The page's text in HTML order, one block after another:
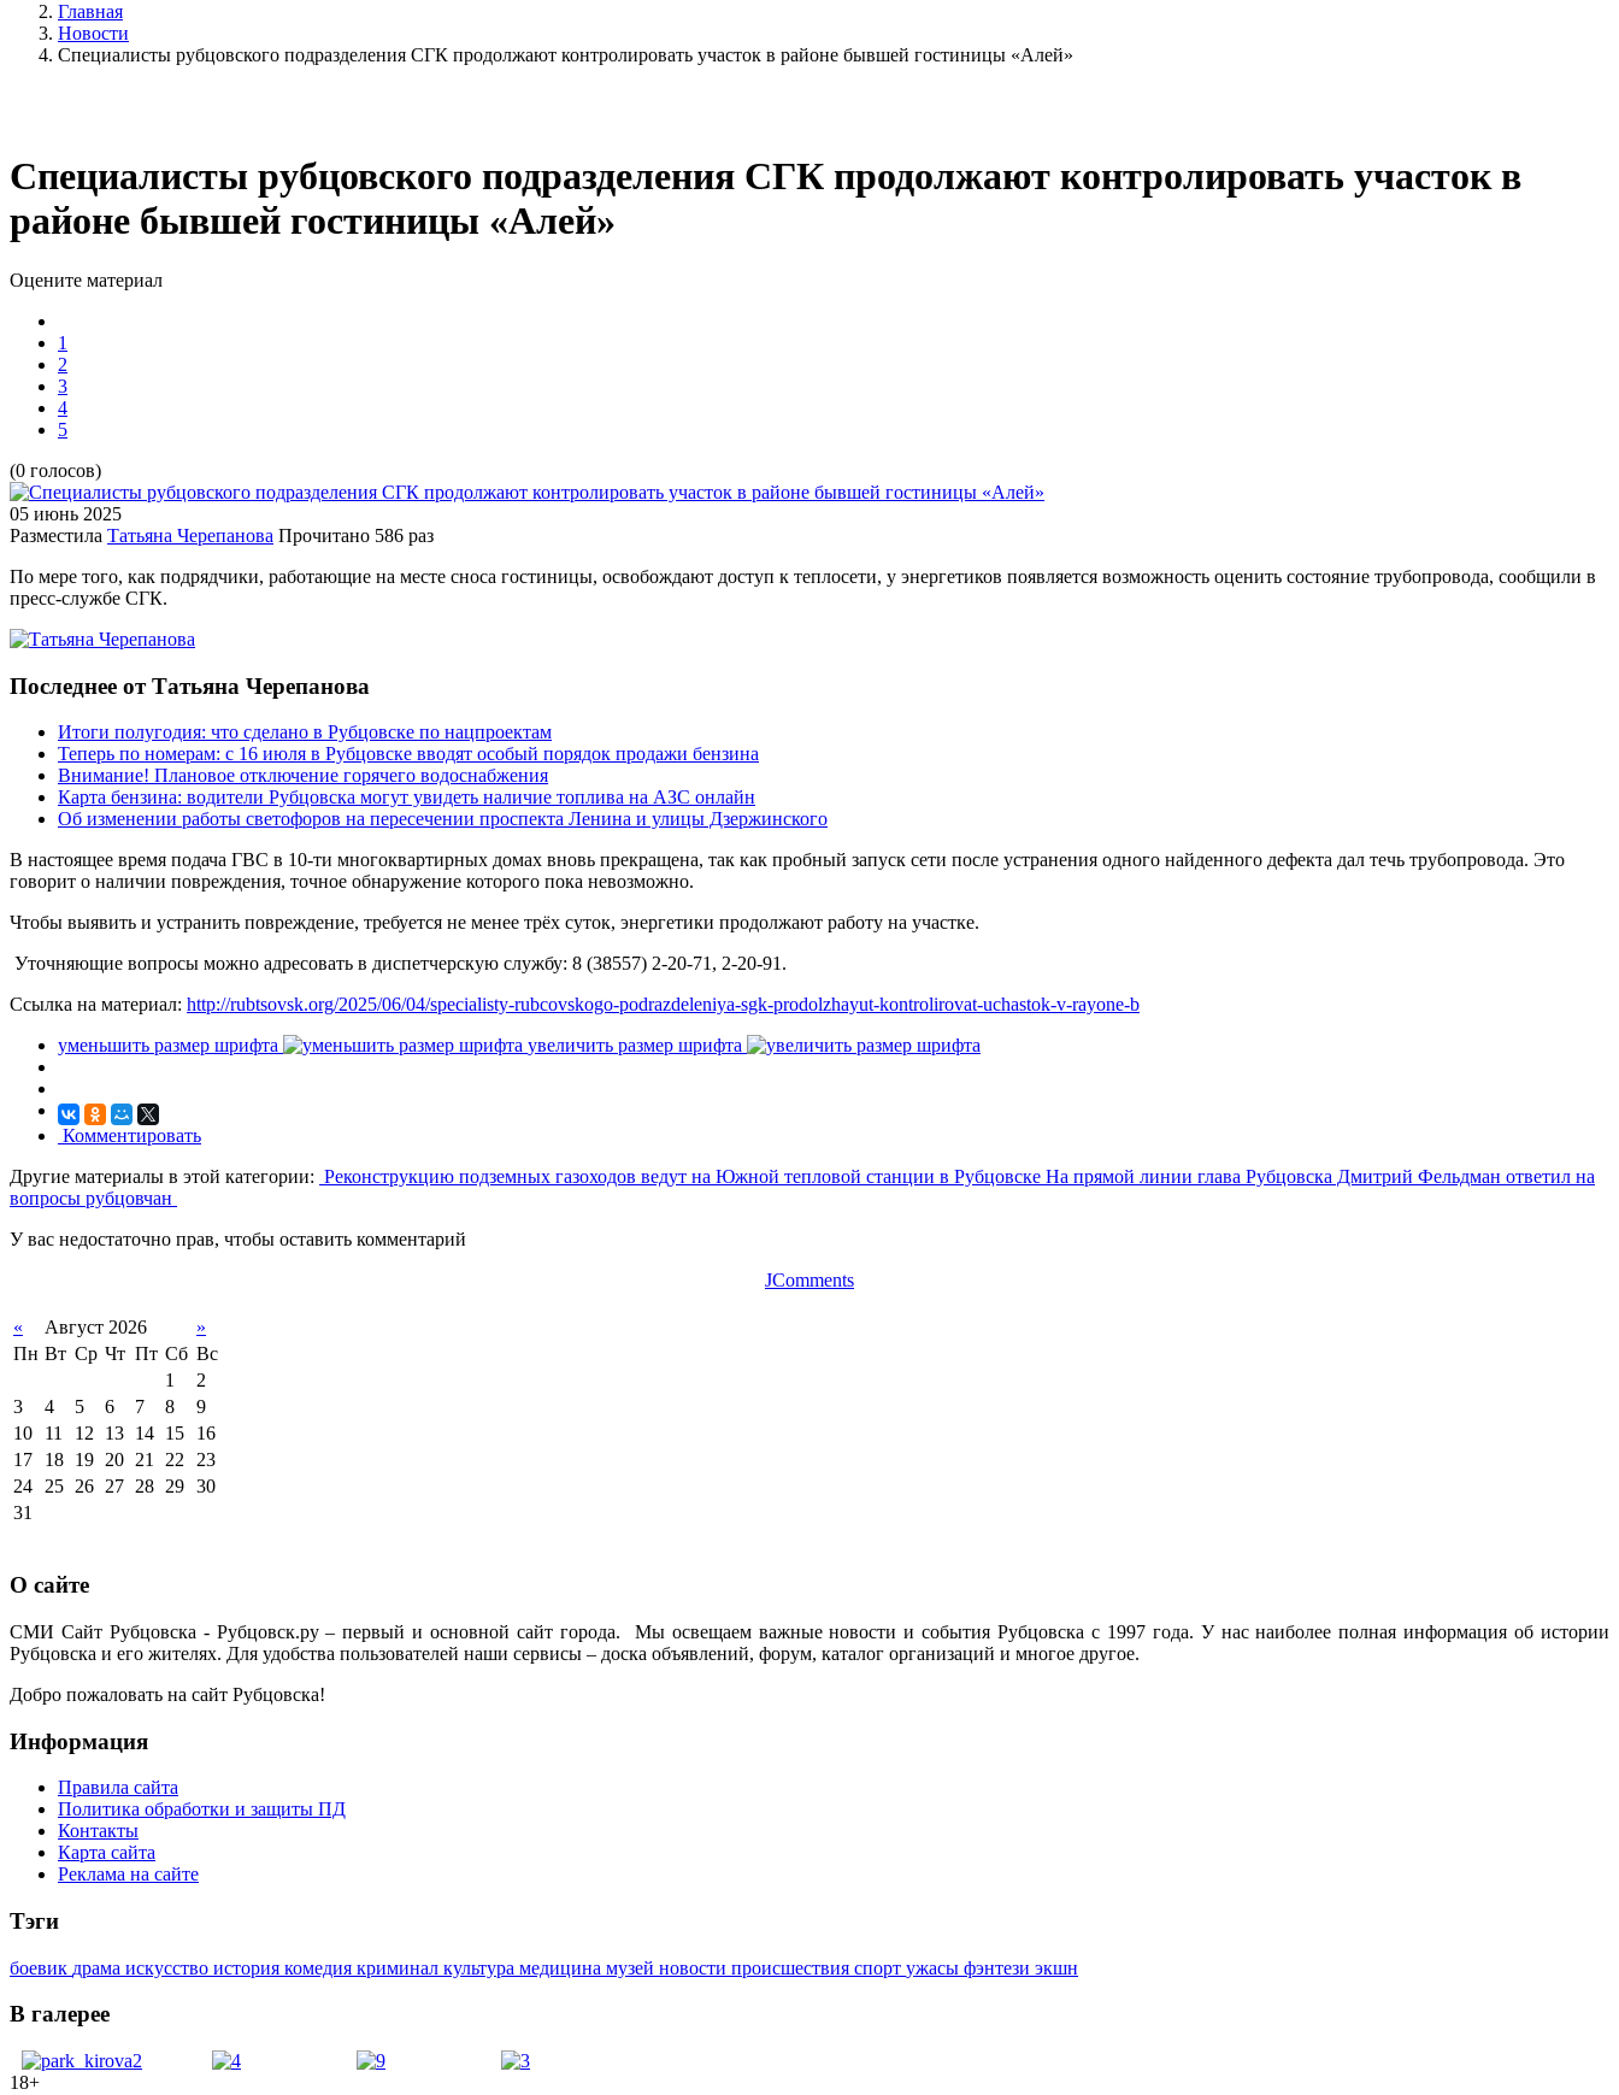
Главная
Новости
Специалисты рубцовского подразделения СГК продолжают контролировать участок в районе бывшей гостиницы «Алей»
Специалисты рубцовского подразделения СГК продолжают контролировать участок в
районе бывшей гостиницы «Алей»
Оцените материал
1
2
3
4
5
(0 голосов)
05 июнь 2025
Разместила Татьяна Черепанова Прочитано 586 раз
По мере того, как подрядчики, работающие на месте сноса гостиницы, освобождают доступ к теплосети, у энергетиков появляется возможность оценить состояние трубопровода, сообщили в
пресс-службе СГК. ⁣
Последнее от Татьяна Черепанова
Итоги полугодия: что сделано в Рубцовске по нацпроектам
Теперь по номерам: с 16 июля в Рубцовске вводят особый порядок продажи бензина
Внимание! Плановое отключение горячего водоснабжения
Карта бензина: водители Рубцовска могут увидеть наличие топлива на АЗС онлайн
Об изменении работы светофоров на пересечении проспекта Ленина и улицы Дзержинского
В настоящее время подача ГВС в 10-ти многоквартирных домах вновь прекращена, так как пробный запуск сети после устранения одного найденного дефекта дал течь трубопровода. Это
говорит о наличии повреждения, точное обнаружение которого пока невозможно. ⁣
Чтобы выявить и устранить повреждение, требуется не менее трёх суток, энергетики продолжают работу на участке.
⁣ Уточняющие вопросы можно адресовать в диспетчерскую службу: 8 (38557) 2-20-71, 2-20-91.
Ссылка на материал: http://rubtsovsk.org/2025/06/04/specialisty-rubcovskogo-podrazdeleniya-sgk-prodolzhayut-kontrolirovat-uchastok-v-rayone-b
уменьшить размер шрифта
увеличить размер шрифта
Комментировать
Другие материалы в этой категории: Реконструкцию подземных газоходов ведут на Южной тепловой станции в Рубцовске На прямой линии глава Рубцовска Дмитрий Фельдман ответил на
вопросы рубцовчан
У вас недостаточно прав, чтобы оставить комментарий
JComments
« Август 2026
»
Пн Вт Ср Чт Пт Сб Вс
1
2
3
4 5 6 7 8
9
10
11 12 13 14 15
16
17
18 19 20 21 22
23
24
25 26 27 28 29 30
31
О сайте
СМИ Сайт Рубцовска - Рубцовск.ру – первый и основной сайт города. Мы освещаем важные новости и события Рубцовска с 1997 года. У нас наиболее полная информация об истории
Рубцовска и его жителях. Для удобства пользователей наши сервисы – доска объявлений, форум, каталог организаций и многое другое.
Добро пожаловать на сайт Рубцовска!
Информация
Правила сайта
Политика обработки и защиты ПД
Контакты
Карта сайта
Реклама на сайте
Тэги
боевик драма искусство история комедия криминал культура медицина музей новости происшествия спорт ужасы фэнтези экшн
В галерее
18+